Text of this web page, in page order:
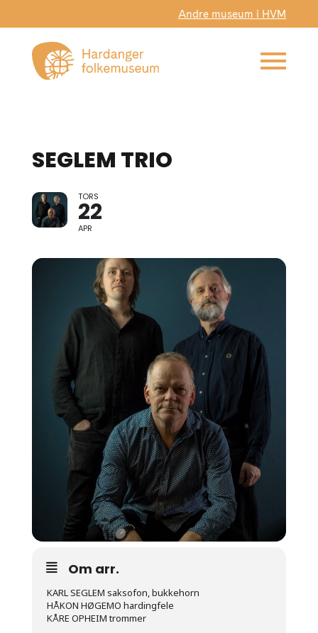
Andre museum i HVM
SEGLEM TRIO
TORS
22
APR
Om arr.
KARL SEGLEM saksofon, bukkehorn
HÅKON HØGEMO hardingfele
KÅRE OPHEIM trommer